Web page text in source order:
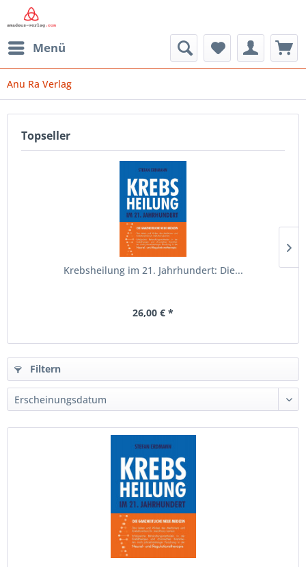
Menü
Anu Ra Verlag
Topseller
Krebsheilung im 21. Jahrhundert: Die...
26,00 € *
Filtern